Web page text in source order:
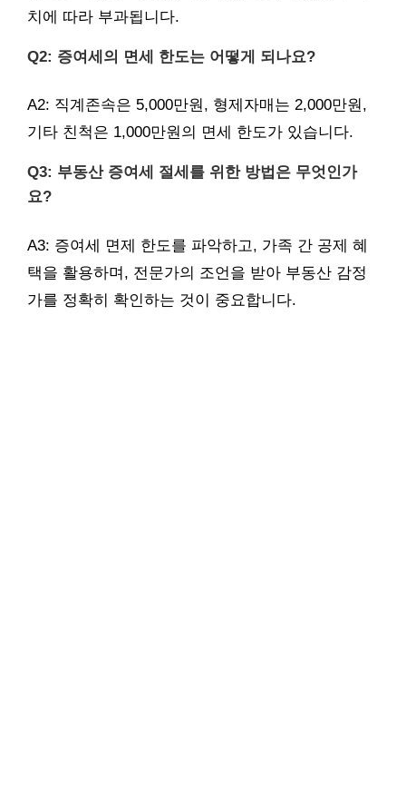
치에 따라 부과됩니다.
Q2: 증여세의 면세 한도는 어떻게 되나요?
A2: 직계존속은 5,000만원, 형제자매는 2,000만원,
기타 친척은 1,000만원의 면세 한도가 있습니다.
Q3: 부동산 증여세 절세를 위한 방법은 무엇인가
요?
A3: 증여세 면제 한도를 파악하고, 가족 간 공제 혜
택을 활용하며, 전문가의 조언을 받아 부동산 감정
가를 정확히 확인하는 것이 중요합니다.